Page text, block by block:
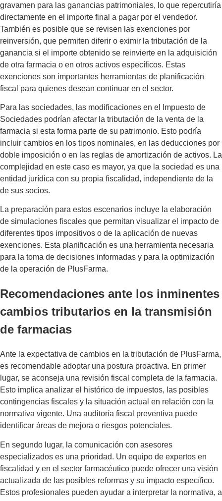
gravamen para las ganancias patrimoniales, lo que repercutiría
directamente en el importe final a pagar por el vendedor.
También es posible que se revisen las exenciones por
reinversión, que permiten diferir o eximir la tributación de la
ganancia si el importe obtenido se reinvierte en la adquisición
de otra farmacia o en otros activos específicos. Estas
exenciones son importantes herramientas de planificación
fiscal para quienes desean continuar en el sector.
Para las sociedades, las modificaciones en el Impuesto de
Sociedades podrían afectar la tributación de la venta de la
farmacia si esta forma parte de su patrimonio. Esto podría
incluir cambios en los tipos nominales, en las deducciones por
doble imposición o en las reglas de amortización de activos. La
complejidad en este caso es mayor, ya que la sociedad es una
entidad jurídica con su propia fiscalidad, independiente de la
de sus socios.
La preparación para estos escenarios incluye la elaboración
de simulaciones fiscales que permitan visualizar el impacto de
diferentes tipos impositivos o de la aplicación de nuevas
exenciones. Esta planificación es una herramienta necesaria
para la toma de decisiones informadas y para la optimización
de la operación de PlusFarma.
Recomendaciones ante los inminentes
cambios tributarios en la transmisión
de farmacias
Ante la expectativa de cambios en la tributación de PlusFarma,
es recomendable adoptar una postura proactiva. En primer
lugar, se aconseja una revisión fiscal completa de la farmacia.
Esto implica analizar el histórico de impuestos, las posibles
contingencias fiscales y la situación actual en relación con la
normativa vigente. Una auditoría fiscal preventiva puede
identificar áreas de mejora o riesgos potenciales.
En segundo lugar, la comunicación con asesores
especializados es una prioridad. Un equipo de expertos en
fiscalidad y en el sector farmacéutico puede ofrecer una visión
actualizada de las posibles reformas y su impacto específico.
Estos profesionales pueden ayudar a interpretar la normativa, a